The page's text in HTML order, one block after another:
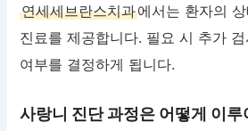
연세세브란스치과에서는 환자의
진료를 제공합니다. 필요 시 추가
여부를 결정하게 됩니다.
사랑니 진단 과정은 어떻게 이루